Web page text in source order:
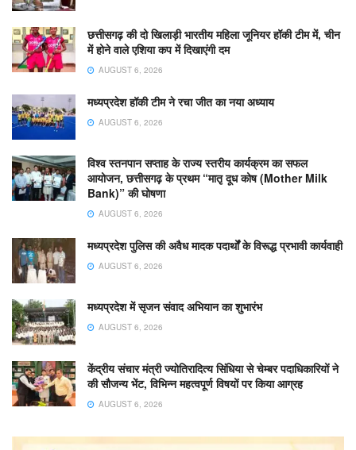
छत्तीसगढ़ की दो खिलाड़ी भारतीय महिला जूनियर हॉकी टीम में, चीन
में होने वाले एशिया कप में दिखाएंगी दम
AUGUST 6, 2026
मध्यप्रदेश हॉकी टीम ने रचा जीत का नया अध्याय
AUGUST 6, 2026
विश्व स्तनपान सप्ताह के राज्य स्तरीय कार्यक्रम का सफल
आयोजन, छत्तीसगढ़ के प्रथम “मातृ दूध कोष (Mother Milk
Bank)” की घोषणा
AUGUST 6, 2026
मध्यप्रदेश पुलिस की अवैध मादक पदार्थों के विरूद्ध प्रभावी कार्यवाही
AUGUST 6, 2026
मध्यप्रदेश में सृजन संवाद अभियान का शुभारंभ
AUGUST 6, 2026
केंद्रीय संचार मंत्री ज्योतिरादित्य सिंधिया से चेम्बर पदाधिकारियों ने
की सौजन्य भेंट, विभिन्न महत्वपूर्ण विषयों पर किया आग्रह
AUGUST 6, 2026